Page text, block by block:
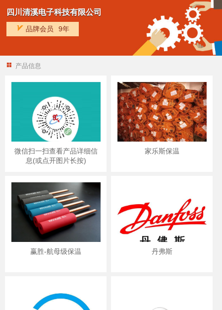
四川清溪电子科技有限公司
品牌会员 9年
产品信息
微信扫一扫查看产品详细信
息(或点开图片长按)
家乐斯保温
赢胜-航母级保温 丹弗斯